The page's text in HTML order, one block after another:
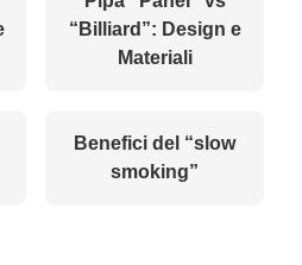
“Billiard”: Design e
Materiali
Benefici del “slow
smoking”